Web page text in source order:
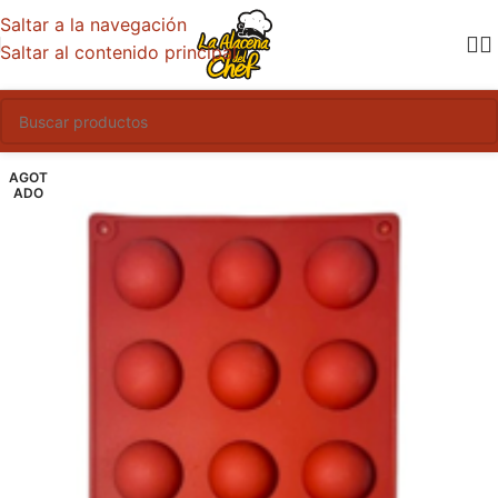
Saltar a la navegación
Saltar al contenido principal
AGOT
ADO